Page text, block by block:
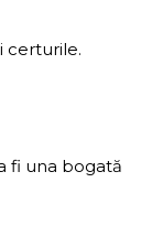
certurile.
fi una bogată